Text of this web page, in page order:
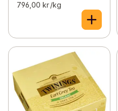
796,00 kr /kg